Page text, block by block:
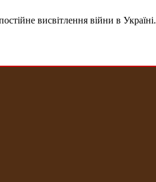
висвітлення війни в Україні.